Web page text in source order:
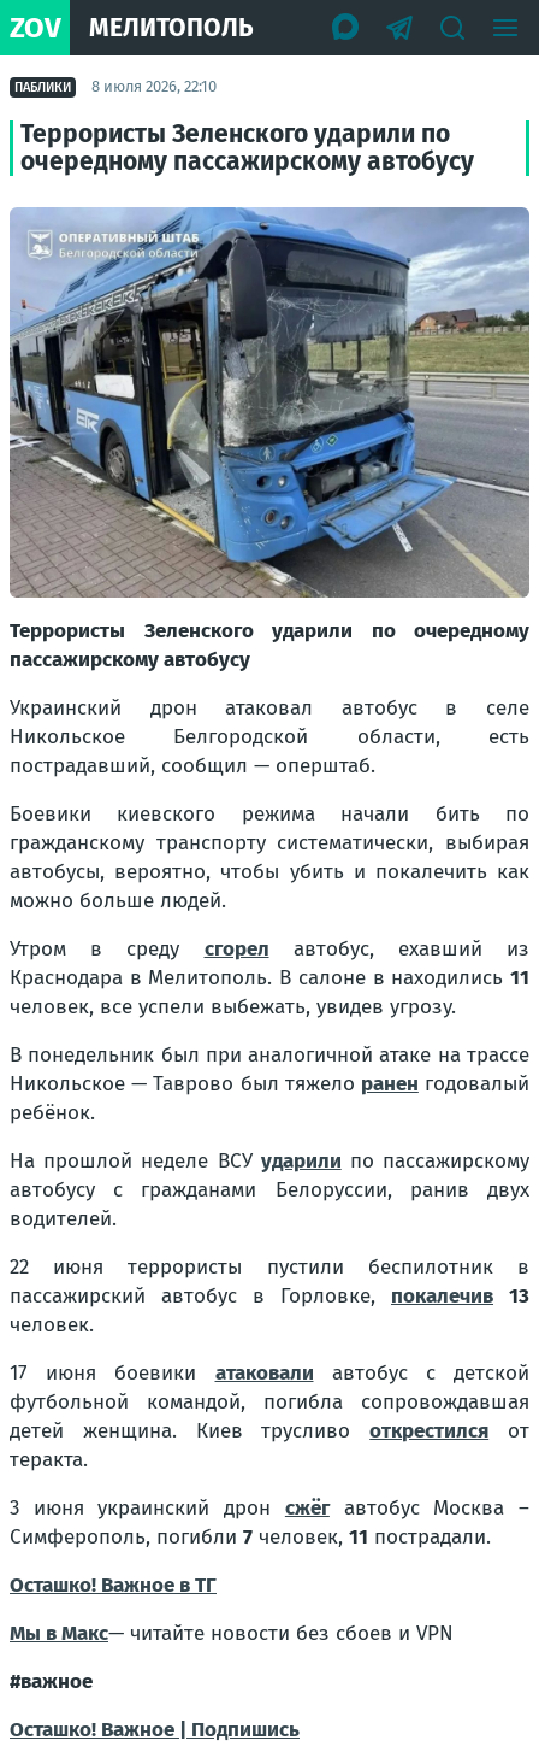
ZOV МЕЛИТОПОЛЬ
ПАБЛИКИ 8 июля 2026, 22:10
Террористы Зеленского ударили по
очередному пассажирскому автобусу
Террористы Зеленского ударили по очередному
пассажирскому автобусу
Украинский дрон атаковал автобус в селе
Никольское Белгородской области, есть
пострадавший, сообщил — оперштаб.
Боевики киевского режима начали бить по
гражданскому транспорту систематически, выбирая
автобусы, вероятно, чтобы убить и покалечить как
можно больше людей.
Утром в среду сгорел автобус, ехавший из
Краснодара в Мелитополь. В салоне в находились 11
человек, все успели выбежать, увидев угрозу.
В понедельник был при аналогичной атаке на трассе
Никольское — Таврово был тяжело ранен годовалый
ребёнок.
На прошлой неделе ВСУ ударили по пассажирскому
автобусу с гражданами Белоруссии, ранив двух
водителей.
22 июня террористы пустили беспилотник в
пассажирский автобус в Горловке, покалечив
13
человек.
17 июня боевики атаковали автобус с детской
футбольной командой, погибла сопровождавшая
детей женщина. Киев трусливооткрестился от
теракта.
3 июня украинский дрон сжёгавтобус Москва –
Симферополь, погибли 7 человек, 11 пострадали.
Осташко! Важное в ТГ
Мы в Макс— читайте новости без сбоев и VPN
#важное
Осташко! Важное | Подпишись